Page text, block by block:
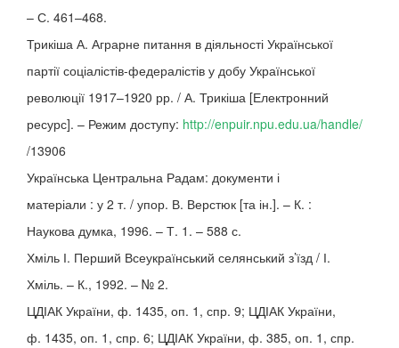
– С. 461–468.
Трикіша А. Аграрне питання в діяльності Української
партії соціалістів-федералістів у добу Української
революції 1917–1920 рр. / А. Трикіша [Електронний
ресурс]. – Режим доступу: http://enpuir.npu.edu.ua/handle/
/13906
Українська Центральна Радам: документи і
матеріали : у 2 т. / упор. В. Верстюк [та ін.]. – К. :
Наукова думка, 1996. – Т. 1. – 588 с.
Хміль І. Перший Всеукраїнський селянський з’їзд / І.
Хміль. – К., 1992. – № 2.
ЦДІАК України, ф. 1435, оп. 1, спр. 9; ЦДІАК України,
ф. 1435, оп. 1, спр. 6; ЦДІАК України, ф. 385, оп. 1, спр.